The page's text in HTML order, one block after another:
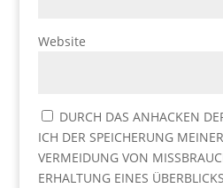
Website
DURCH DAS ANHACKEN
ICH DER SPEICHERUNG
VERMEIDUNG VON
ERHALTUNG EINES